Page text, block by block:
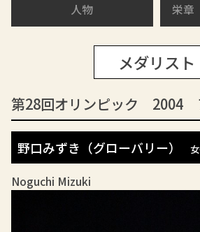
人物 栄章
メダリスト
第28回オリンピック 2004
野口みずき（グローバリー）
Noguchi Mizuki